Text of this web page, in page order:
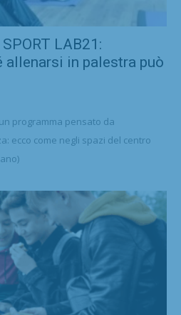
LAB21:
allenarsi in palestra può
programma pensato da
ecco come negli spazi del centro